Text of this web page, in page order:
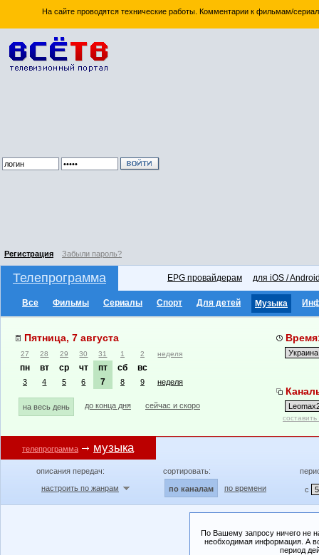
На сайте проводятся технические работы. Комментарии к фильмам/
Регистрация Забыли пароль?
Телепрограмма EPG провайдерам для iOS /
Все Фильмы Сериалы Спорт Для детей Музыка
Пятница, 7 августа
27 28 29 30 31 1 2 неделя
пн вт ср чт пт сб вс
3 4 5 6 7 8 9 неделя
на весь день до конца дня сейчас и скоро
телепрограмма музыка
описания передач:
настроить по жанрам
сортировать:
по каналам по времени с
По Вашему запросу ничего не
необходимая информация. А
период